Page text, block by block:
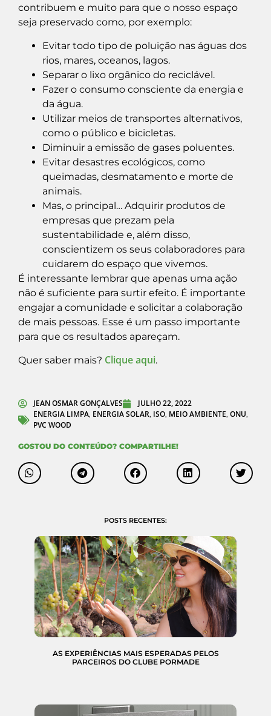
contribuem e muito para que o nosso espaço
seja preservado como, por exemplo:
Evitar todo tipo de poluição nas águas dos
rios, mares, oceanos, lagos.
Separar o lixo orgânico do reciclável.
Fazer o consumo consciente da energia e
da água.
Utilizar meios de transportes alternativos,
como o público e bicicletas.
Diminuir a emissão de gases poluentes.
Evitar desastres ecológicos, como
queimadas, desmatamento e morte de
animais.
Mas, o principal… Adquirir produtos de
empresas que prezam pela
sustentabilidade e, além disso,
conscientizem os seus colaboradores para
cuidarem do espaço que vivemos.
É interessante lembrar que apenas uma ação
não é suficiente para surtir efeito. É importante
engajar a comunidade e solicitar a colaboração
de mais pessoas. Esse é um passo importante
para que os resultados apareçam.
Quer saber mais? Clique aqui.
JEAN OSMAR GONÇALVES
JULHO 22, 2022
ENERGIA LIMPA, ENERGIA SOLAR, ISO, MEIO AMBIENTE, ONU,
PVC WOOD
GOSTOU DO CONTEÚDO? COMPARTILHE!
POSTS RECENTES:
AS EXPERIÊNCIAS MAIS ESPERADAS PELOS
PARCEIROS DO CLUBE PORMADE